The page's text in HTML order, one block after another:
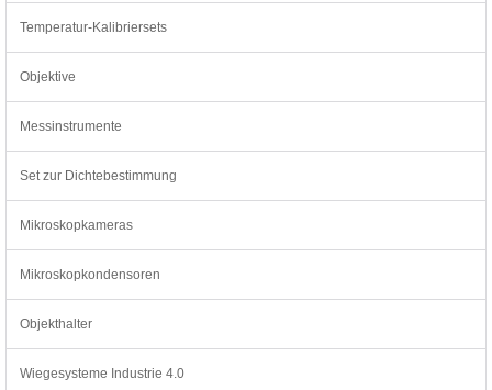
Temperatur-Kalibriersets
Objektive
Messinstrumente
Set zur Dichtebestimmung
Mikroskopkameras
Mikroskopkondensoren
Objekthalter
Wiegesysteme Industrie 4.0